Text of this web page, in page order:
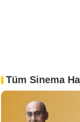
Tüm Sinema